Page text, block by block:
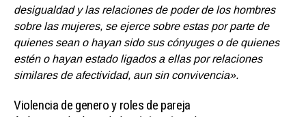
desigualdad y las relaciones de poder de los hombres
sobre las mujeres, se ejerce sobre estas por parte de
quienes sean o hayan sido sus cónyuges o de quienes
estén o hayan estado ligados a ellas por relaciones
similares de afectividad, aun sin convivencia».
Violencia de genero y roles de pareja